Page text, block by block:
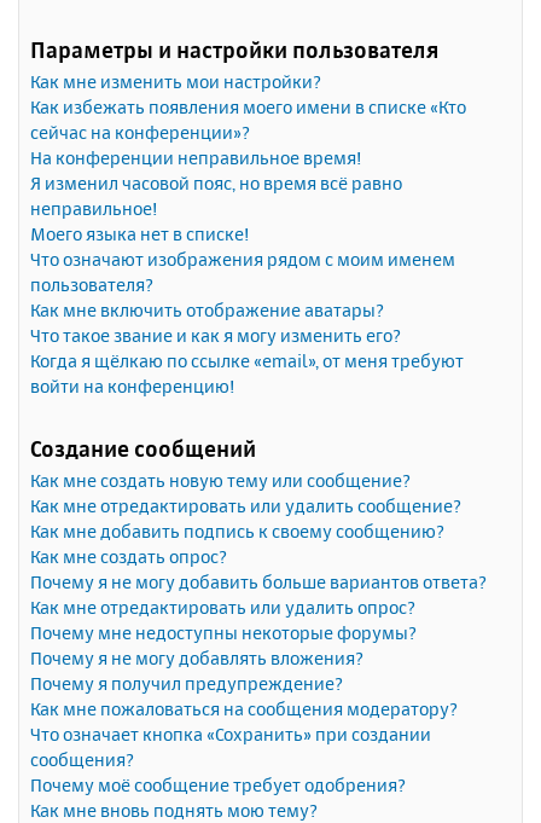
Параметры и настройки пользователя
Как мне изменить мои настройки?
Как избежать появления моего имени в списке «Кто
сейчас на конференции»?
На конференции неправильное время!
Я изменил часовой пояс, но время всё равно
неправильное!
Моего языка нет в списке!
Что означают изображения рядом с моим именем
пользователя?
Как мне включить отображение аватары?
Что такое звание и как я могу изменить его?
Когда я щёлкаю по ссылке «email», от меня требуют
войти на конференцию!
Создание сообщений
Как мне создать новую тему или сообщение?
Как мне отредактировать или удалить сообщение?
Как мне добавить подпись к своему сообщению?
Как мне создать опрос?
Почему я не могу добавить больше вариантов ответа?
Как мне отредактировать или удалить опрос?
Почему мне недоступны некоторые форумы?
Почему я не могу добавлять вложения?
Почему я получил предупреждение?
Как мне пожаловаться на сообщения модератору?
Что означает кнопка «Сохранить» при создании
сообщения?
Почему моё сообщение требует одобрения?
Как мне вновь поднять мою тему?